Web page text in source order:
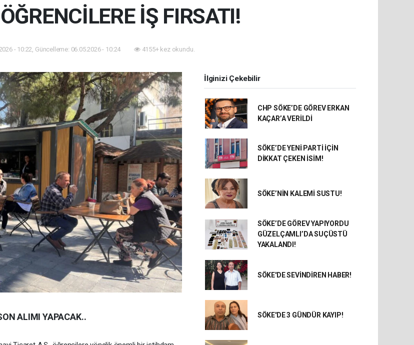
İŞ FIRSATI!
- 10:22, Güncelleme: 06.05.2026 - 10:24 4155+ kez okundu.
ALIMI YAPACAK..
İlginizi Çekebilir
CHP SÖKE’DE GÖREV ERKAN
KAÇAR’A VERİLDİ
SÖKE’DE YENİ PARTİ İÇİN
DİKKAT ÇEKEN İSİM!
SÖKE’NİN KALEMİ SUSTU!
SÖKE’DE GÖREV YAPIYORDU
GÜZELÇAMLI’DA SUÇÜSTÜ
YAKALANDI!
SÖKE'DE SEVİNDİREN HABER!
SÖKE'DE 3 GÜNDÜR KAYIP!